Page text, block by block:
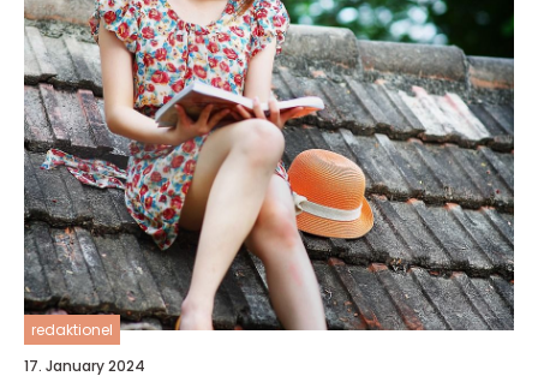
redaktionel
17. January 2024